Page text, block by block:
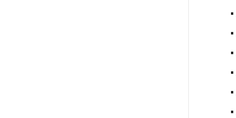
•
•
•
•
•
•